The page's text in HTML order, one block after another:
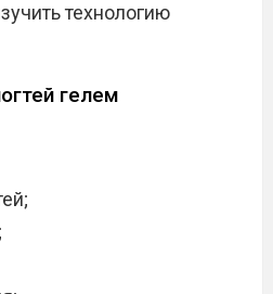
технологию
гелем